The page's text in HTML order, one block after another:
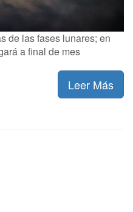
de las fases lunares; en
a final de mes
Leer Más